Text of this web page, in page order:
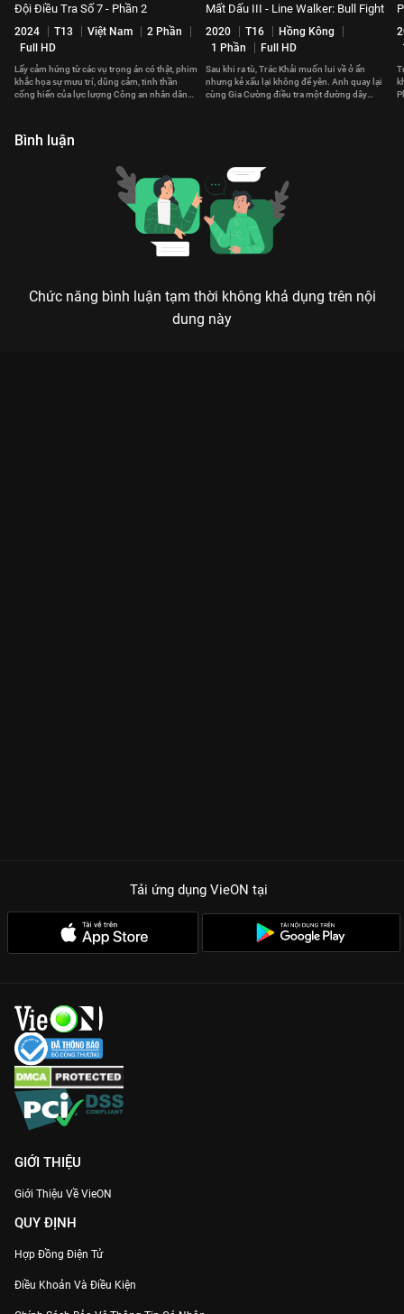
Đội Điều Tra Số 7 - Phần 2
2024 T13 Việt Nam
2 Phần
Full HD
Lấy cảm hứng từ các vụ trọng án có thật, phim
khắc họa sự mưu trí, dũng cảm, tinh thần
cống hiến của lực lượng Công an nhân dân
Mất Dấu III - Line Walker: Bull Fight
2020 T16
Hồng Kông
1 Phần
Full HD
Sau khi ra tù, Trác Khải muốn lui về ở ẩn
nhưng kẻ xấu lại không để yên. Anh quay lại
cùng Gia Cường điều tra một đường dây
Bình luận
Chức năng bình luận tạm thời không khả dụng trên nội
dung này
Tải ứng dụng VieON tại
GIỚI THIỆU
Giới Thiệu Về VieON
QUY ĐỊNH
Hợp Đồng Điện Tử
Điều Khoản Và Điều Kiện